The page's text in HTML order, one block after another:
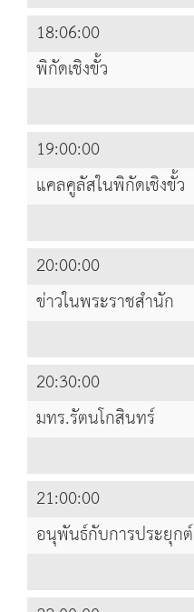
18:06:00
พิกัดเชิงขั้ว
19:00:00
แคลคูลัสในพิกัดเชิงขั้ว
20:00:00
ข่าวในพระราชสำนัก
20:30:00
มทร.รัตนโกสินทร์
21:00:00
อนุพันธ์กับการประยุกต์